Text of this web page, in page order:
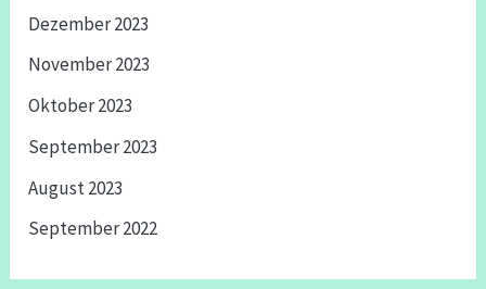
Dezember 2023
November 2023
Oktober 2023
September 2023
August 2023
September 2022